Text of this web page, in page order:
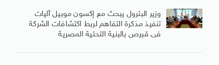
وزير البترول يبحث مع إكسون موبيل آليات
تنفيذ مذكرة التفاهم لربط اكتشافات الشركة
فى قبرص بالبنية التحتية المصرية